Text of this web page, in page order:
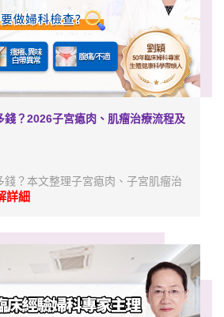
錢？2026子宮瘜肉、肌瘤治療流程及
錢？本文整理子宮瘜肉、子宮肌瘤治
詳細